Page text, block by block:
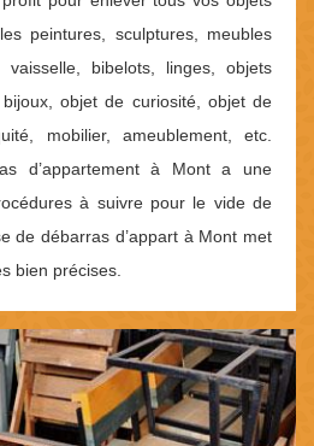
peintures, sculptures, meubles
bibelots, linges, objets
objet de curiosité, objet de
mobilier, ameublement, etc.
d’appartement à Mont a une
à suivre pour le vide de
de débarras d’appart à Mont met
bien précises.